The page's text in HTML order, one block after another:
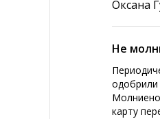
Оксана
Не
карту